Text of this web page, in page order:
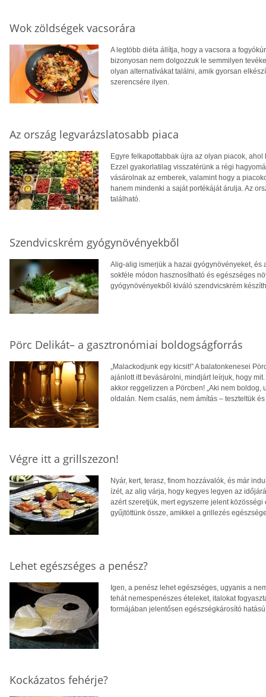
Wok zöldségek vacsorára
A legtöbb diéta állítja, hogy a vacsora a
bizonyosan nem dolgozzuk le semmilyen
olyan alternatívákat találni, amik gyorsan
szerencsére ilyen.
Az ország legvarázslatosabb piaca
Egyre felkapottabbak újra az olyan piacok,
Ezzel gyakorlatilag visszatérünk a régi
vásárolnak az emberek, valamint hogy a
hanem mindenki a saját portékáját árulja. Az
található.
Szendvicskrém gyógynövényekből
Alig-alig ismerjük a hazai gyógynövényeket, és
sokféle módon hasznosítható és egészséges
gyógynövényekből kiváló szendvicskrém
Pörc Delikát– a gasztronómiai boldogságforrás
„Malackodjunk egy kicsit!” A balatonkenesei
ajánlott itt bevásárolni, mindjárt leírjuk, hogy
akkor reggelizzen a Pörcben! „Aki nem boldog,
oldalán. Nem csalás, nem ámítás – teszteltük
Végre itt a grillszezon!
Nyár, kert, terasz, finom hozzávalók, és már
ízét, az alig várja, hogy kegyes legyen az
azért szeretjük, mert egyszerre jelent
gyűjtöttünk össze, amikkel a grillezés
Lehet egészséges a penész?
Igen, a penész lehet egészséges, ugyanis a
tehát nemespenészes ételeket, italokat
formájában jelentősen egészségkárosító
Kockázatos fehérje?